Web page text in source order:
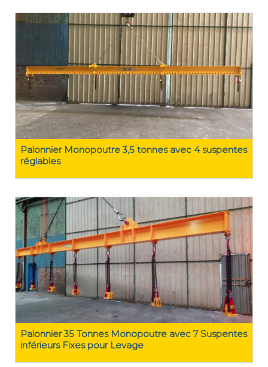
Palonnier Monopoutre 3,5 tonnes avec 4 suspentes
réglables
Palonnier 35 Tonnes Monopoutre avec 7 Suspentes
inférieurs Fixes pour Levage